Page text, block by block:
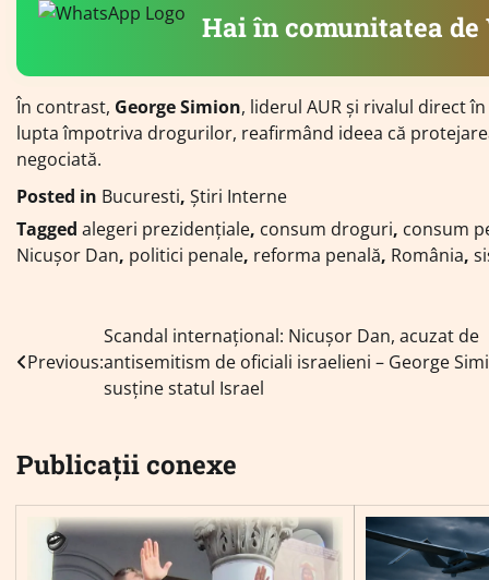
Hai în comunitatea
În contrast, George Simion, liderul AUR și rivalul direct
lupta împotriva drogurilor, reafirmând ideea că
negociată.
Posted in Bucuresti, Știri Interne
Tagged alegeri prezidențiale, consum droguri, consum
Nicușor Dan, politici penale, reforma penală, România,
Navigare
în
Previous:
Scandal internațional: Nicușor Dan, acuzat de
antisemitism de oficiali israelieni – George
susține statul Israel
Publicații conexe